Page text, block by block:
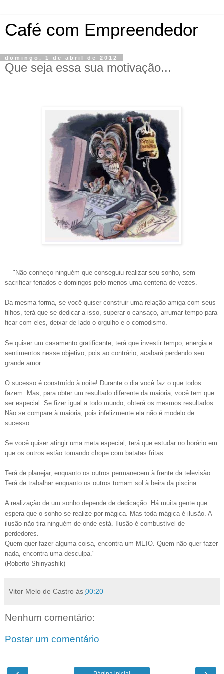
Café com Empreendedor
domingo, 1 de abril de 2012
Que seja essa sua motivação...
"Não conheço ninguém que conseguiu realizar seu sonho, sem
sacrificar feriados e domingos pelo menos uma centena de vezes.
Da mesma forma, se você quiser construir uma relação amiga com seus
filhos, terá que se dedicar a isso, superar o cansaço, arrumar tempo para
ficar com eles, deixar de lado o orgulho e o comodismo.
Se quiser um casamento gratificante, terá que investir tempo, energia e
sentimentos nesse objetivo, pois ao contrário, acabará perdendo seu
grande amor.
O sucesso é construído à noite! Durante o dia você faz o que todos
fazem. Mas, para obter um resultado diferente da maioria, você tem que
ser especial. Se fizer igual a todo mundo, obterá os mesmos resultados.
Não se compare à maioria, pois infelizmente ela não é modelo de
sucesso.
Se você quiser atingir uma meta especial, terá que estudar no horário em
que os outros estão tomando chope com batatas fritas.
Terá de planejar, enquanto os outros permanecem à frente da televisão.
Terá de trabalhar enquanto os outros tomam sol à beira da piscina.
A realização de um sonho depende de dedicação. Há muita gente que
espera que o sonho se realize por mágica. Mas toda mágica é ilusão. A
ilusão não tira ninguém de onde está. Ilusão é combustível de
perdedores.
Quem quer fazer alguma coisa, encontra um MEIO. Quem não quer fazer
nada, encontra uma desculpa."
(Roberto Shinyashik)
Vitor Melo de Castro às 00:20
Nenhum comentário:
Postar um comentário